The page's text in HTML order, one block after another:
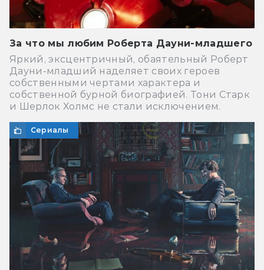
За что мы любим Роберта Дауни-младшего
Яркий, эксцентричный, обаятельный Роберт
Дауни-младший наделяет своих героев
собственными чертами характера и
собственной бурной биографией. Тони Старк
и Шерлок Холмс не стали исключением.
Сериалы